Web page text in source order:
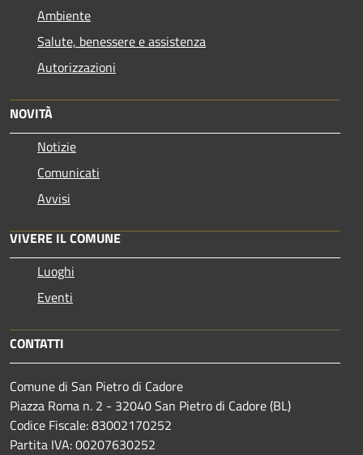
Ambiente
Salute, benessere e assistenza
Autorizzazioni
NOVITÀ
Notizie
Comunicati
Avvisi
VIVERE IL COMUNE
Luoghi
Eventi
CONTATTI
Comune di San Pietro di Cadore
Piazza Roma n. 2 - 32040 San Pietro di Cadore (BL)
Codice Fiscale: 83002170252
Partita IVA: 00207630252